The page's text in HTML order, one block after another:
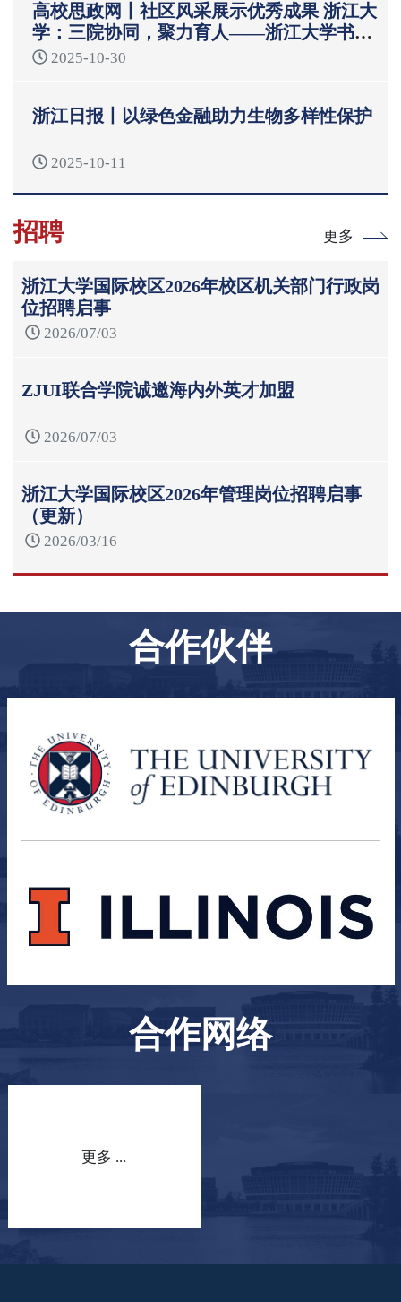
高校思政网丨社区风采展示优秀成果 浙江大
学：三院协同，聚力育人——浙江大学书院
制“一站式”学生社区育人模式
2025-10-30
浙江日报丨以绿色金融助力生物多样性保护
2025-10-11
招聘 更多
浙江大学国际校区2026年校区机关部门行政岗
位招聘启事
2026/07/03
ZJUI联合学院诚邀海内外英才加盟
2026/07/03
浙江大学国际校区2026年管理岗位招聘启事
（更新）
2026/03/16
合作伙伴
合作网络
更多 ...